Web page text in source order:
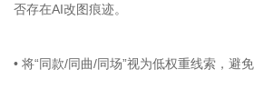
否存在AI改图痕迹。
• 将“同款/同曲/同场”视为低权重线索，避